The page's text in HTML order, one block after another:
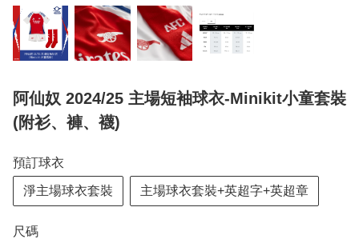
阿仙奴 2024/25 主場短袖球衣-Minikit小童套裝
(附衫、褲、襪)
預訂球衣
淨主場球衣套裝 主場球衣套裝+英超字+英超章
尺碼